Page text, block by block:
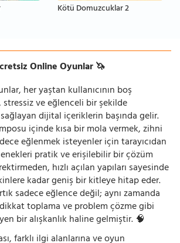
Kötü Domuzcuklar 2
Online Oyunlar 🦄
her yaştan kullanıcının boş
stressiz ve eğlenceli bir şekilde
dijital içeriklerin başında gelir.
içinde kısa bir mola vermek, zihni
eğlenmek isteyenler için tarayıcıdan
pratik ve erişilebilir bir çözüm
hızlı açılan yapıları sayesinde
kadar geniş bir kitleye hitap eder.
sadece eğlence değil; aynı zamanda
toplama ve problem çözme gibi
bir alışkanlık haline gelmiştir. 🧠
farklı ilgi alanlarına ve oyun